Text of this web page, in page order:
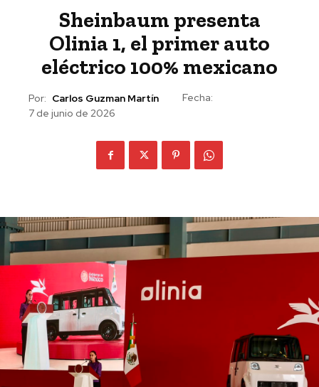
Sheinbaum presenta
Olinia 1, el primer auto
eléctrico 100% mexicano
Por: Carlos Guzman Martín
Fecha:
7 de junio de 2026